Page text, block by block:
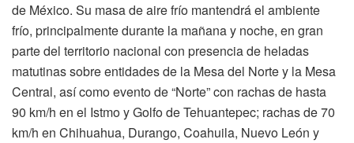
de México. Su masa de aire frío mantendrá el ambiente
frío, principalmente durante la mañana y noche, en gran
parte del territorio nacional con presencia de heladas
matutinas sobre entidades de la Mesa del Norte y la Mesa
Central, así como evento de “Norte” con rachas de hasta
90 km/h en el Istmo y Golfo de Tehuantepec; rachas de 70
km/h en Chihuahua, Durango, Coahuila, Nuevo León y